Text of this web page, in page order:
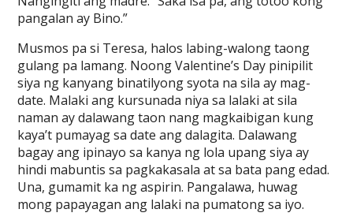
pangalan ay Bino.”
Musmos pa si Teresa, halos labing-walong taong
gulang pa lamang. Noong Valentine’s Day pinipilit
siya ng kanyang binatilyong syota na sila ay mag-
date. Malaki ang kursunada niya sa lalaki at sila
naman ay dalawang taon nang magkaibigan kung
kaya’t pumayag sa date ang dalagita. Dalawang
bagay ang ipinayo sa kanya ng lola upang siya ay
hindi mabuntis sa pagkakasala at sa bata pang edad.
Una, gumamit ka ng aspirin. Pangalawa, huwag
mong papayagan ang lalaki na pumatong sa iyo.